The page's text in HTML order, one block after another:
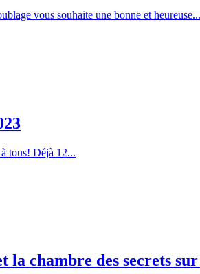
vous souhaite une bonne et heureuse...
tous! Déjà 12...
la chambre des secrets